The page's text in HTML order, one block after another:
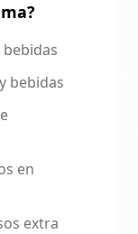
bebidas
en
extra